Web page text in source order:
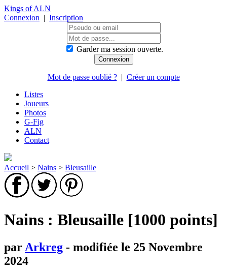
Kings of ALN
Connexion | Inscription
Garder ma session ouverte.
Mot de passe oublié ?| Créer un compte
Listes
Joueurs
Photos
G-Fig
ALN
Contact
Accueil > Nains > Bleusaille
Nains : Bleusaille [1000 points]
par Arkreg - modifiée le 25 Novembre
2024